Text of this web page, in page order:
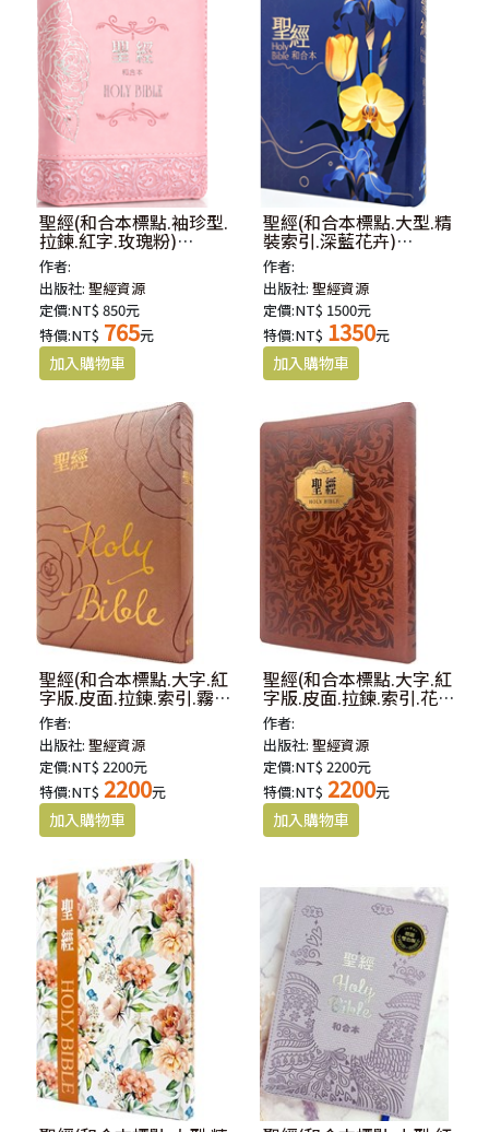
聖經(和合本標點.袖珍型.
拉鍊.紅字.玫瑰粉)
SR37ATZ4.201
作者:
出版社:聖經資源
定價:NT$ 850元
特價:NT$ 765元
聖經(和合本標點.大型.精
裝索引.深藍花卉)
SR93ATTI4.102
作者:
出版社:聖經資源
定價:NT$ 1500元
特價:NT$ 1350元
聖經(和合本標點.大字.紅
字版.皮面.拉鍊.索引.霧紫
金)SR97ATTIZ4.102
作者:
出版社:聖經資源
定價:NT$ 2200元
特價:NT$ 2200元
聖經(和合本標點.大字.紅
字版.皮面.拉鍊.索引.花紋
金)SR97ATTIZ4.101
作者:
出版社:聖經資源
定價:NT$ 2200元
特價:NT$ 2200元